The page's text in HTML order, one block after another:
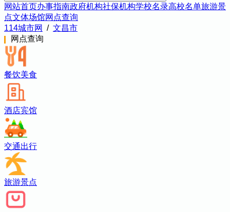
网站首页办事指南政府机构社保机构学校名录高校名单旅游景
点文体场馆网点查询
114城市网
/ 文昌市
网点查询
餐饮美食
酒店宾馆
交通出行
旅游景点